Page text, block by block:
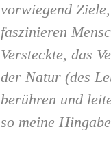
vorwiegend
faszinieren
Versteckte, das
der Natur (des
berühren und
so meine